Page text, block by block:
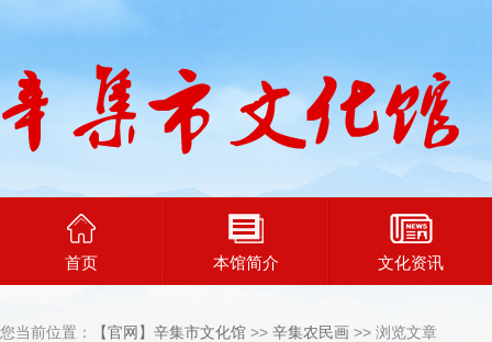
首页 本馆简介 文化资讯
您当前位置： 【官网】辛集市文化馆 >> 辛集农民画 >> 浏览文章